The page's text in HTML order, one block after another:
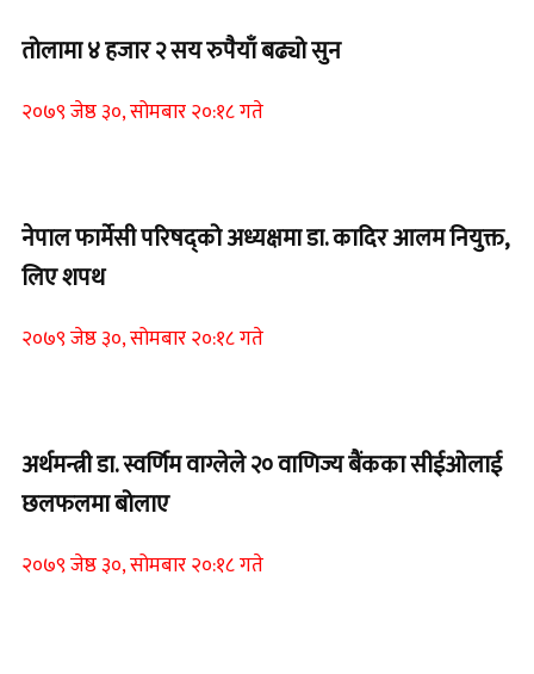
तोलामा ४ हजार २ सय रुपैयाँ बढ्यो सुन
२०७९ जेष्ठ ३०, सोमबार २०:१८ गते
नेपाल फार्मेसी परिषद्को अध्यक्षमा डा. कादिर आलम नियुक्त,
लिए शपथ
२०७९ जेष्ठ ३०, सोमबार २०:१८ गते
अर्थमन्त्री डा. स्वर्णिम वाग्लेले २० वाणिज्य बैंकका सीईओलाई
छलफलमा बोलाए
२०७९ जेष्ठ ३०, सोमबार २०:१८ गते